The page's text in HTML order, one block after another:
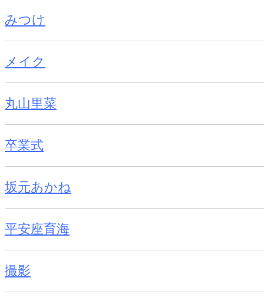
みつけ
メイク
丸山里菜
卒業式
坂元あかね
平安座育海
撮影